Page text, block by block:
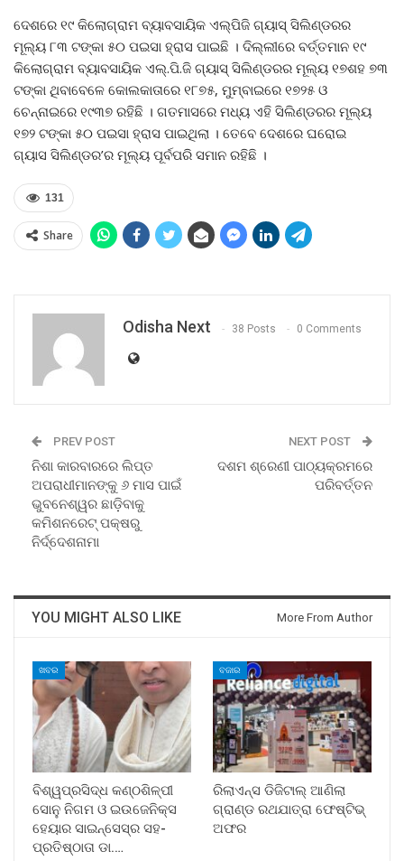
ଦେଶରେ ୧୯ କିଲୋଗ୍ରାମ ବ୍ୟାବସାୟିକ ଏଲ୍‍ପିଜି ଗ୍ୟାସ୍‍ ସିଲିଣ୍ଡରର
ମୂଲ୍ୟ ୮୩ ଟଙ୍କା ୫୦ ପଇସା ହ୍ରାସ ପାଇଛି । ଦିଲ୍ଲୀରେ ବର୍ତ୍ତମାନ ୧୯
କିଲୋଗ୍ରାମ ବ୍ୟାବସାୟିକ ଏଲ୍‍.ପି.ଜି ଗ୍ୟାସ୍‍ ସିଲିଣ୍ଡରର ମୂଲ୍ୟ ୧୭ଶହ ୭୩
ଟଙ୍କା ଥିବାବେଳେ କୋଲକାତାରେ ୧୮୭୫, ମୁମ୍ବାଇରେ ୧୭୨୫ ଓ
ଚେନ୍ନାଇରେ ୧୯୩୭ ରହିଛି । ଗତମାସରେ ମଧ୍ୟ ଏହି ସିଲିଣ୍ଡରର ମୂଲ୍ୟ
୧୭୨ ଟଙ୍କା ୫୦ ପଇସା ହ୍ରାସ ପାଇଥିଲା । ତେବେ ଦେଶରେ ଘରୋଇ
ଗ୍ୟାସ ସିଲିଣ୍ଡର’ର ମୂଲ୍ୟ ପୂର୍ବପରି ସମାନ ରହିଛି ।
131
Share
Odisha Next 38 Posts 0 Comments
PREV POST
ନିଶା କାରବାରରେ ଲିପ୍ତ
ଅପରାଧୀମାନଙ୍କୁ ୬ ମାସ ପାଇଁ
ଭୁବନେଶ୍ୱର ଛାଡ଼ିବାକୁ
କମିଶନରେଟ୍‍ ପକ୍ଷରୁ
ନିର୍ଦ୍ଦେଶନାମା
NEXT POST
ଦଶମ ଶ୍ରେଣୀ ପାଠ୍ୟକ୍ରମରେ
ପରିବର୍ତ୍ତନ
YOU MIGHT ALSO LIKE More From Author
ଖବର
ବିଶ୍ୱପ୍ରସିଦ୍ଧ କଣ୍ଠଶିଳ୍ପୀ
ସୋନୁ ନିଗମ ଓ ଇଉଜେନିକ୍ସ
ହେୟାର ସାଇନ୍ସେସ୍ର ସହ-
ପ୍ରତିଷ୍ଠାତା ଡା.…
ବଜାର
ରିଲାଏନ୍ସ ଡିଜିଟାଲ୍ ଆଣିଲା
ଗ୍ରାଣ୍ଡ ରଥଯାତ୍ରା ଫେଷ୍ଟିଭ୍
ଅଫର